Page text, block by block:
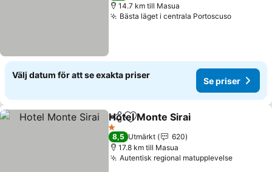
14.7 km till Masua
Bästa läget i centrala PortoscusoSe priser
Välj datum för att se exakta priser
Se priser
Dela Lägg till i Mina Favoriter
Hotel Monte Sirai
1 Stjärnor
8,5 Utmärkt
620
17.8 km till Masua
Autentisk regional matupplevelseSe